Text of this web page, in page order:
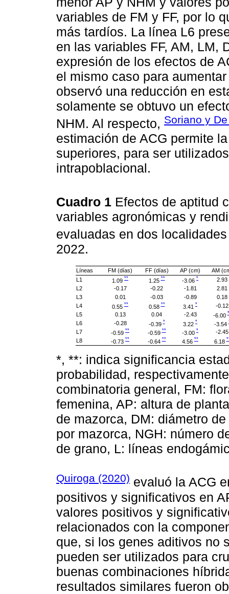
variables de FM y FF, por lo
más tardíos. La línea L6
en las variables FF, AM, LM,
expresión de los efectos de
el mismo caso para
observó una reducción en
solamente se obtuvo un
NHM. Al respecto, Soriano y
estimación de ACG permite
superiores, para ser
intrapoblacional.
Cuadro 1 Efectos de aptitud
variables agronómicas y
evaluadas en dos
2022.
Líneas FM (días) FF (días) AP (cm)
AM
L1
1.09 ** 1.25** -3.06 *
2.93
L2
-0.17 -0.22 -1.81
2.81
L3
0.01 -0.03 -0.89
0.18
L4
0.55 ** 0.58** 3.41 *
-0.12
L5
0.13 0.04 -2.43 -6.00
L6 -0.28 -0.39* 3.22 * -3.54
L7 -0.59 ** -0.59** -3.00 *
-2.45
L8
-0.73 ** -0.64** 4.56 ** 6.18
*, **: indica significancia
probabilidad,
combinatoria general, FM:
femenina, AP: altura de
de mazorca, DM: diámetro
por mazorca, NGH: número
de grano, L: líneas
Quiroga (2020) evaluó la ACG
positivos y significativos en
valores positivos y
relacionados con la
que, si los genes aditivos no
pueden ser utilizados para
buenas combinaciones
resultados similares fueron